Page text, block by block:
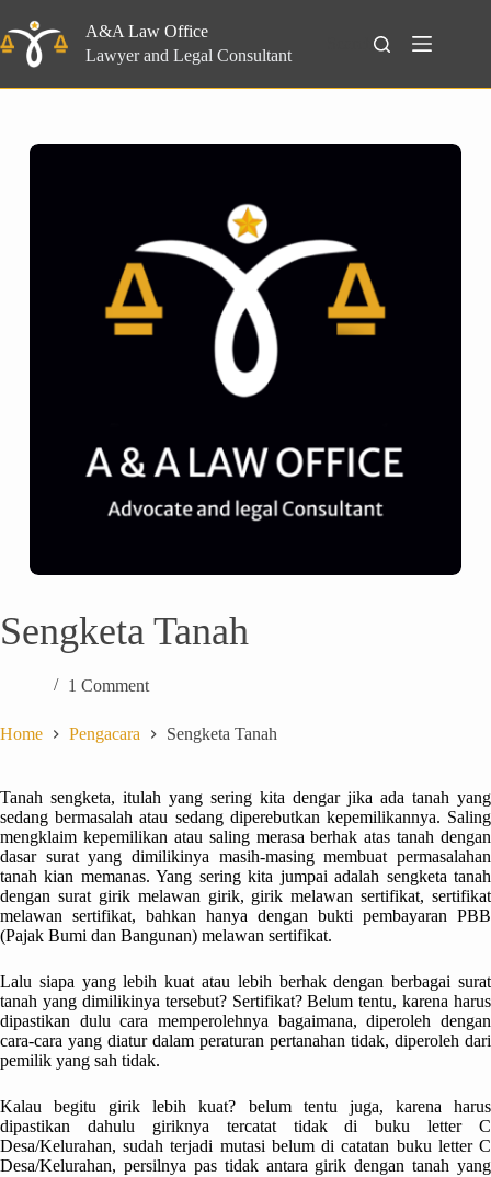
to
content
A&A Law Office
Lawyer and Legal Consultant
Search
Sengketa Tanah
1 Comment
Home Pengacara Sengketa Tanah
Tanah sengketa, itulah yang sering kita dengar jika ada tanah yang
sedang bermasalah atau sedang diperebutkan kepemilikannya. Saling
mengklaim kepemilikan atau saling merasa berhak atas tanah dengan
dasar surat yang dimilikinya masih-masing membuat permasalahan
tanah kian memanas. Yang sering kita jumpai adalah sengketa tanah
dengan surat girik melawan girik, girik melawan sertifikat, sertifikat
melawan sertifikat, bahkan hanya dengan bukti pembayaran PBB
(Pajak Bumi dan Bangunan) melawan sertifikat.
Lalu siapa yang lebih kuat atau lebih berhak dengan berbagai surat
tanah yang dimilikinya tersebut? Sertifikat? Belum tentu, karena harus
dipastikan dulu cara memperolehnya bagaimana, diperoleh dengan
cara-cara yang diatur dalam peraturan pertanahan tidak, diperoleh dari
pemilik yang sah tidak.
Kalau begitu girik lebih kuat? belum tentu juga, karena harus
dipastikan dahulu giriknya tercatat tidak di buku letter C
Desa/Kelurahan, sudah terjadi mutasi belum di catatan buku letter C
Desa/Kelurahan, persilnya pas tidak antara girik dengan tanah yang